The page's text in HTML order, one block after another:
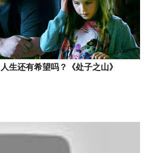
生还有希望吗？《处子之山》